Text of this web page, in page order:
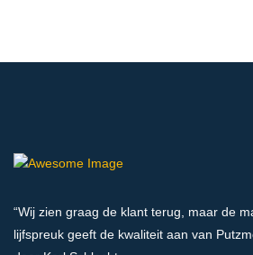
“Wij zien graag de klant terug, maar de
lijfspreuk geeft de kwaliteit aan van